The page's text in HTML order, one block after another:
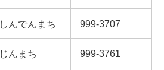
しんでんまち 999-3707
じんまち 999-3761